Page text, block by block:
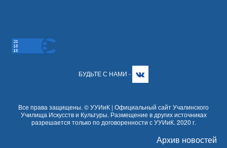
БУДЬТЕ С НАМИ -
Все права защищены. © УУИиК | Официальный сайт Учалинского
Училища Искусств и Культуры. Размещение в других источниках
разрешается только по договоренности с УУИиК. 2020 г.
Архив новостей